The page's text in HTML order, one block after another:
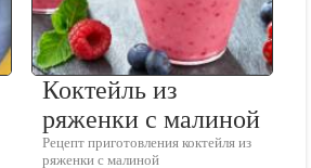
Коктейль из
ряженки с малиной
Рецепт приготовления коктейля из
ряженки с малиной